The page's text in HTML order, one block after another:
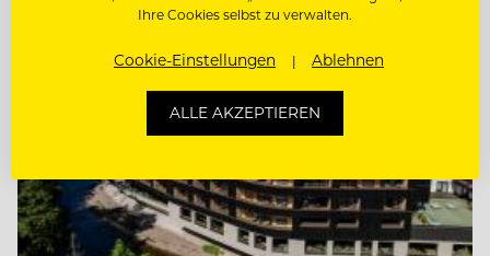
Ihre Cookies selbst zu verwalten.
Cookie-Einstellungen Ablehnen
ALLE AKZEPTIEREN